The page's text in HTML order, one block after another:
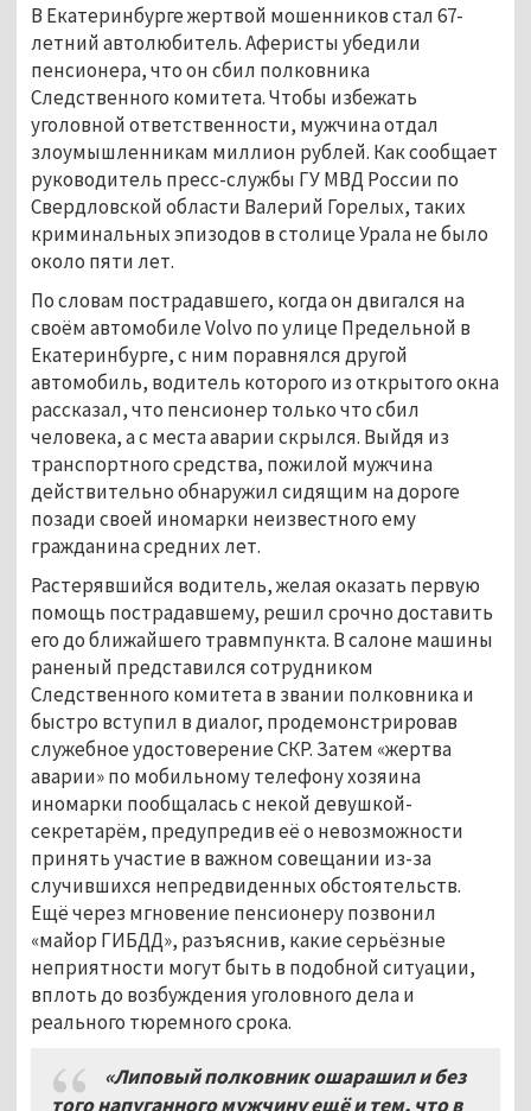
В Екатеринбурге жертвой мошенников стал 67-
летний автолюбитель. Аферисты убедили
пенсионера, что он сбил полковника
Следственного комитета. Чтобы избежать
уголовной ответственности, мужчина отдал
злоумышленникам миллион рублей. Как сообщает
руководитель пресс-службы ГУ МВД России по
Свердловской области Валерий Горелых, таких
криминальных эпизодов в столице Урала не было
около пяти лет.
По словам пострадавшего, когда он двигался на
своём автомобиле Volvo по улице Предельной в
Екатеринбурге, с ним поравнялся другой
автомобиль, водитель которого из открытого окна
рассказал, что пенсионер только что сбил
человека, а с места аварии скрылся. Выйдя из
транспортного средства, пожилой мужчина
действительно обнаружил сидящим на дороге
позади своей иномарки неизвестного ему
гражданина средних лет.
Растерявшийся водитель, желая оказать первую
помощь пострадавшему, решил срочно доставить
его до ближайшего травмпункта. В салоне машины
раненый представился сотрудником
Следственного комитета в звании полковника и
быстро вступил в диалог, продемонстрировав
служебное удостоверение СКР. Затем «жертва
аварии» по мобильному телефону хозяина
иномарки пообщалась с некой девушкой-
секретарём, предупредив её о невозможности
принять участие в важном совещании из-за
случившихся непредвиденных обстоятельств.
Ещё через мгновение пенсионеру позвонил
«майор ГИБДД», разъяснив, какие серьёзные
неприятности могут быть в подобной ситуации,
вплоть до возбуждения уголовного дела и
реального тюремного срока.
«Липовый полковник ошарашил и без
того напуганного мужчину ещё и тем, что в